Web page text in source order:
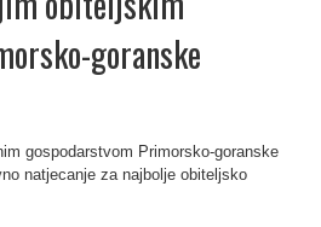
goranske
gospodarstvom Primorsko-goranske
natjecanje za najbolje obiteljsko